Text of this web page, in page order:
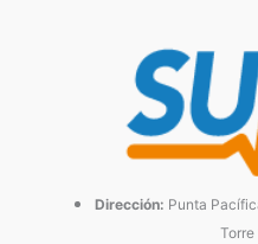
Dirección: Punta